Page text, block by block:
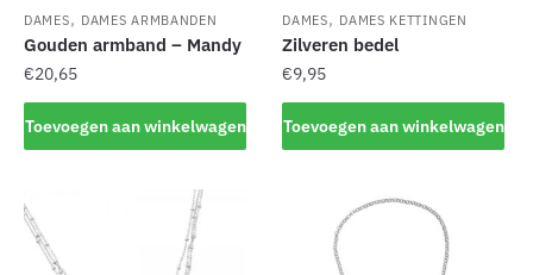
de
productpagina
DAMES, DAMES ARMBANDEN
Gouden armband – Mandy
€20,65
Toevoegen aan winkelwagen
DAMES, DAMES KETTINGEN
Zilveren bedel
€9,95
Toevoegen aan winkelwagen